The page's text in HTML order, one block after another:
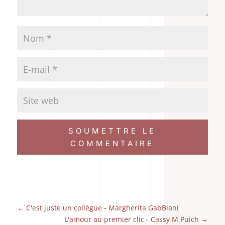
SOUMETTRE LE
COMMENTAIRE
← C'est juste un collègue - Margherita GabBiani
L'amour au premier clic - Cassy M Puich →